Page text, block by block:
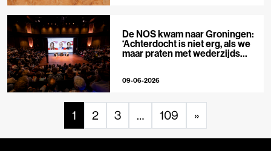
De NOS kwam naar Groningen:
‘Achterdocht is niet erg, als we
maar praten met wederzijds
09-06-2026
1 2 3 … 109 »